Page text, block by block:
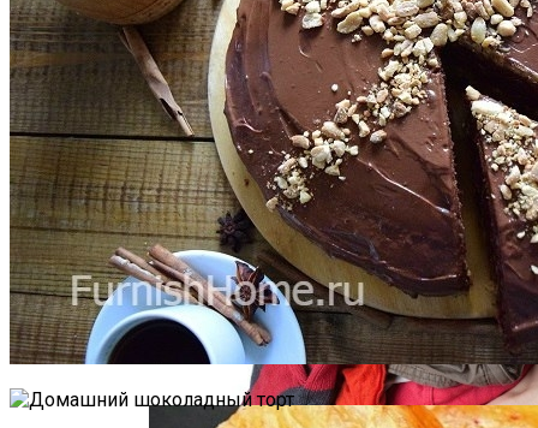
Почему Нельзя Повторно Кипятить
Воду Для Приготовления Чая Или Кофе
Использование Кокосового Масла Для
Волос И Кожи
Мясной Рулет С Соевым Соусом И